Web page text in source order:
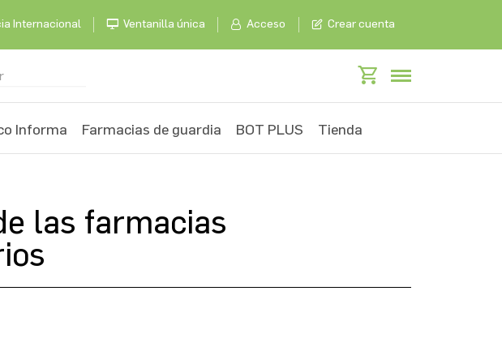
Internacional Ventanilla única Acceso Crear cuenta
Informa Farmacias de guardia BOT PLUS Tienda
las farmacias